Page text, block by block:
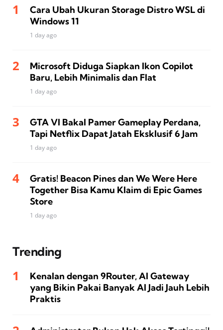
Cara Ubah Ukuran Storage Distro WSL di
Windows 11
1 day ago
Microsoft Diduga Siapkan Ikon Copilot
Baru, Lebih Minimalis dan Flat
1 day ago
GTA VI Bakal Pamer Gameplay Perdana,
Tapi Netflix Dapat Jatah Eksklusif 6 Jam
1 day ago
Gratis! Beacon Pines dan We Were Here
Together Bisa Kamu Klaim di Epic Games
Store
1 day ago
Trending
Kenalan dengan 9Router, AI Gateway
yang Bikin Pakai Banyak AI Jadi Jauh Lebih
Praktis